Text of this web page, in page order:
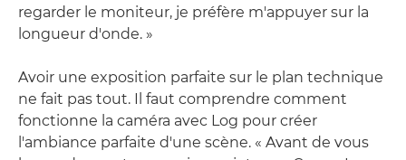
regarder le moniteur, je préfère m'appuyer sur la
longueur d'onde. »
Avoir une exposition parfaite sur le plan technique
ne fait pas tout. Il faut comprendre comment
fonctionne la caméra avec Log pour créer
l'ambiance parfaite d'une scène. « Avant de vous